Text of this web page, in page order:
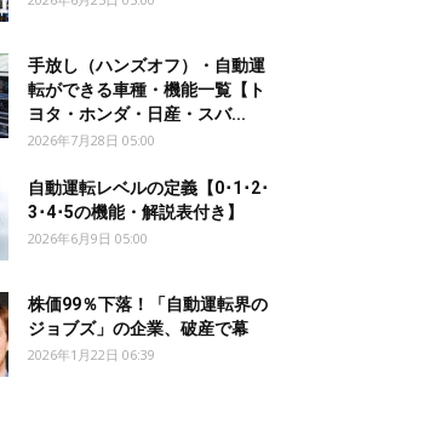
手放し（ハンズオフ）・自動運
転ができる車種・機能一覧【ト
ヨタ・ホンダ・日産・スバ...
2026年7月28日 05:00
自動運転レベルの定義【0･1･2･
3･4･5の機能・解説表付き】
2026年6月9日 05:00
株価99％下落！「自動運転界の
ジョブズ」の企業、破産で幕
2026年1月22日 06:39